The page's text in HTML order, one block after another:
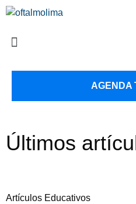
AGENDA
Últimos
Artículos Educativos